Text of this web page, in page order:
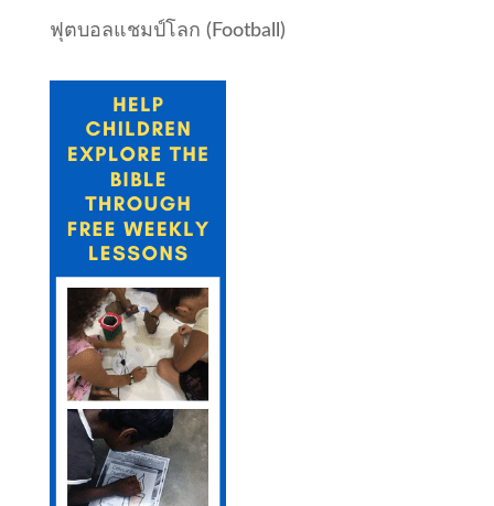
ฟุตบอลแชมป์โลก (Football)